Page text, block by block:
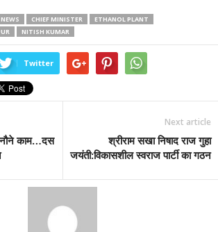
CHIEF MINISTER
ETHANOL PLANT
NITISH KUMAR
Twitter
काम…दस
Next article
श्रीराम सखा निषाद राज गुहा
जयंती:विकासशील स्वराज पार्टी का गठन